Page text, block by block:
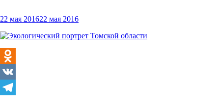
22 мая 201622 мая 2016
Odnoklassniki
VK